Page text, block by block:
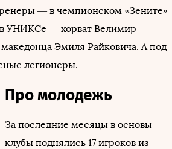
— в чемпионском «Зените»
в УНИКСе — хорват Велимир
Эмиля Райковича. А под
легионеры.
Про молодежь
За последние месяцы в основы
клубы поднялись 17 игроков из